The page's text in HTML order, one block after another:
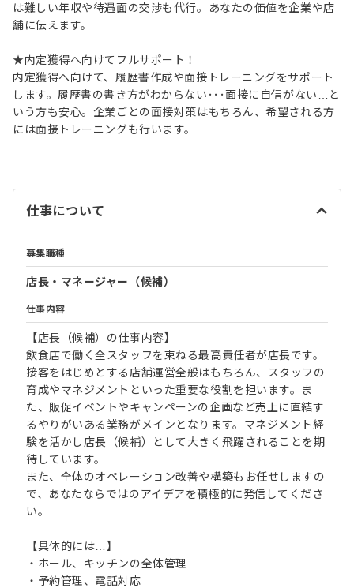
は難しい年収や待遇面の交渉も代行。あなたの価値を企業や店
舗に伝えます。
★内定獲得へ向けてフルサポート！
内定獲得へ向けて、履歴書作成や面接トレーニングをサポート
します。履歴書の書き方がわからない･･･面接に自信がない…と
いう方も安心。企業ごとの面接対策はもちろん、希望される方
には面接トレーニングも行います。
仕事について
募集職種
店長・マネージャー（候補）
仕事内容
【店長（候補）の仕事内容】
飲食店で働く全スタッフを束ねる最高責任者が店長です。
接客をはじめとする店舗運営全般はもちろん、スタッフの
育成やマネジメントといった重要な役割を担います。ま
た、販促イベントやキャンペーンの企画など売上に直結す
るやりがいある業務がメインとなります。マネジメント経
験を活かし店長（候補）として大きく飛躍されることを期
待しています。
また、全体のオペレーション改善や構築もお任せしますの
で、あなたならではのアイデアを積極的に発信してくださ
い。
【具体的には…】
・ホール、キッチンの全体管理
・予約管理、電話対応